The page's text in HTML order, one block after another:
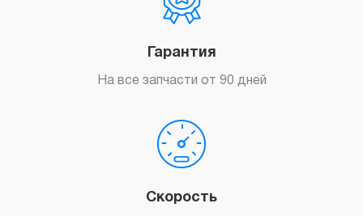
Гарантия
На все запчасти от 90 дней
Скорость